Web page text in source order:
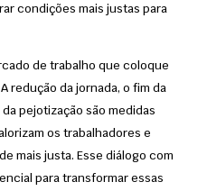
condições mais justas para
de trabalho que coloque
redução da jornada, o fim da
pejotização são medidas
os trabalhadores e
mais justa. Esse diálogo com
para transformar essas